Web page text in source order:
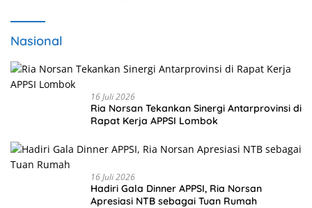
Nasional
16 Juli 2026
Ria Norsan Tekankan Sinergi Antarprovinsi di
Rapat Kerja APPSI Lombok
16 Juli 2026
Hadiri Gala Dinner APPSI, Ria Norsan
Apresiasi NTB sebagai Tuan Rumah